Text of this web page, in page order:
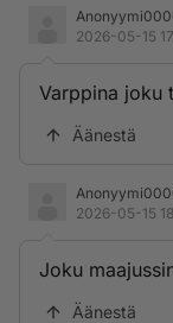
2026-05-15
Varppina joku
Äänestä
2026-05-15
Joku
Äänestä